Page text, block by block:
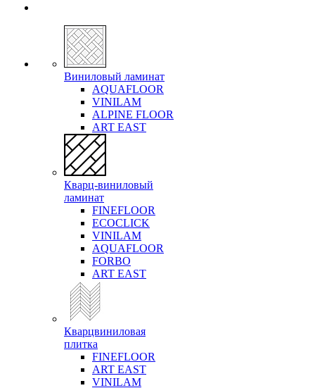
Виниловый ламинат
AQUAFLOOR
VINILAM
ALPINE FLOOR
ART EAST
Кварц-виниловый
ламинат
FINEFLOOR
ECOCLICK
VINILAM
AQUAFLOOR
FORBO
ART EAST
Кварцвиниловая
плитка
FINEFLOOR
ART EAST
VINILAM